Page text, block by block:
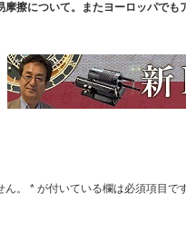
擦について。またヨーロッパで
。 *が付いている欄は必須項目で